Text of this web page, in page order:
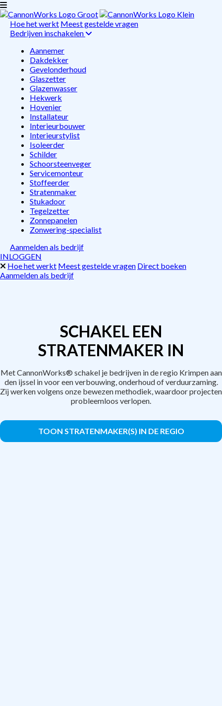
Hoe het werkt Meest gestelde vragen
Bedrijven inschakelen
Aannemer
Dakdekker
Gevelonderhoud
Glaszetter
Glazenwasser
Hekwerk
Hovenier
Installateur
Interieurbouwer
Interieurstylist
Isoleerder
Schilder
Schoorsteenveger
Servicemonteur
Stoffeerder
Stratenmaker
Stukadoor
Tegelzetter
Zonnepanelen
Zonwering-specialist
Aanmelden als bedrijf
INLOGGEN
Hoe het werkt Meest gestelde vragen Direct boeken
Aanmelden als bedrijf
SCHAKEL EEN
STRATENMAKER IN
Met CannonWorks® schakel je bedrijven in de regio Krimpen aan
den ijssel in voor een verbouwing, onderhoud of verduurzaming.
Zij werken volgens onze bewezen methodiek, waardoor projecten
probleemloos verlopen.
TOON STRATENMAKER(S) IN DE REGIO